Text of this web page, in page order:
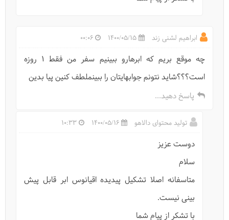
ابراهیم لشنی زند 1400/05/15
00:06
چه موقع بریم که ابرهارو ببینیم سفر من فقط ۱ روزه
است؟؟؟شاید نتونم جوابهایتان را ببینملطف کنین پیا بدین
پاسخ دهید...
تولید محتوای دالاهو 1400/05/16
10:33
دوست عزیز
سلام
متاسفانه اصلا تشکیل پیدیده اقیانوس ابر قابل پیش
بینی نیست.
با تشکر از پیام شما